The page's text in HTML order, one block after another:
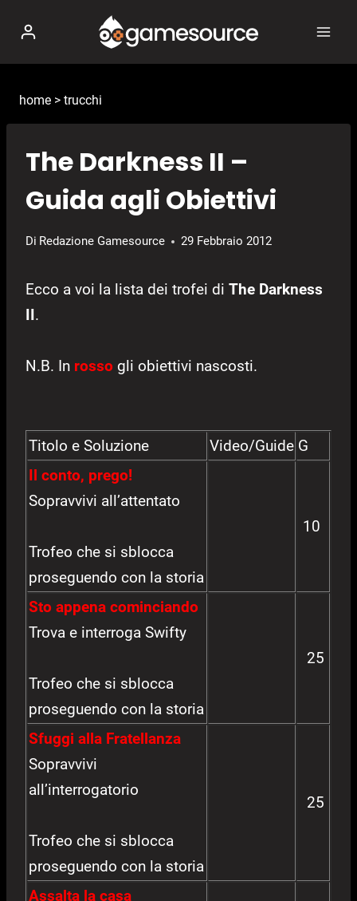
contenuto
home > trucchi
The Darkness II –
Guida agli Obiettivi
Di Redazione Gamesource 29 Febbraio 2012
Ecco a voi la lista dei trofei di The Darkness
II.
N.B. In rosso gli obiettivi nascosti.
Titolo e Soluzione Video/Guide G
Il conto, prego!
Sopravvivi all’attentato
Trofeo che si sblocca
proseguendo con la storia
10
Sto appena cominciando
Trova e interroga Swifty
Trofeo che si sblocca
proseguendo con la storia
25
Sfuggi alla Fratellanza
Sopravvivi
all’interrogatorio
Trofeo che si sblocca
proseguendo con la storia
25
Assalta la casa